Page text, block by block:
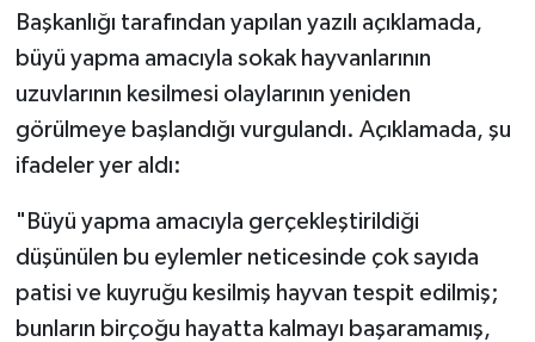
Başkanlığı tarafından yapılan yazılı açıklamada,
büyü yapma amacıyla sokak hayvanlarının
uzuvlarının kesilmesi olaylarının yeniden
görülmeye başlandığı vurgulandı. Açıklamada, şu
ifadeler yer aldı:
"Büyü yapma amacıyla gerçekleştirildiği
düşünülen bu eylemler neticesinde çok sayıda
patisi ve kuyruğu kesilmiş hayvan tespit edilmiş;
bunların birçoğu hayatta kalmayı başaramamış,